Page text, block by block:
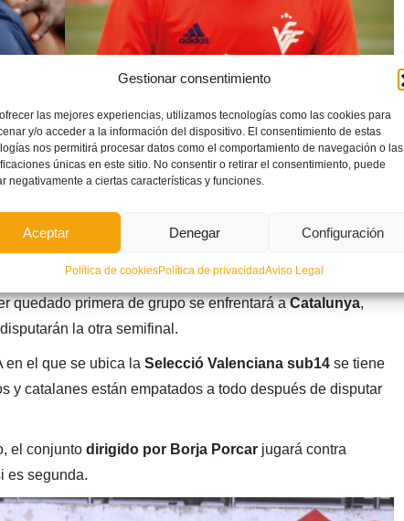
Gestionar consentimiento
las mejores experiencias, utilizamos tecnologías como las cookies para
y/o acceder a la información del dispositivo. El consentimiento de estas
nos permitirá procesar datos como el comportamiento de navegación o las
únicas en este sitio. No consentir o retirar el consentimiento, puede
negativamente a ciertas características y funciones.
Aceptar Denegar Configuración
Política de cookiesPolítica de privacidadAviso Legal
cuado ambos equipos disputen las semifinales.
quedado primera de grupo se enfrentará aCatalunya,
la otra semifinal.
en el que se ubica la Selecció Valenciana sub14se tiene
y catalanes están empatados a todo después de disputar
el conjunto dirigido por Borja Porcarjugará contra
es segunda.